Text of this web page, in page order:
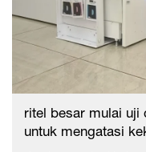
ritel besar mulai uji
untuk mengatasi